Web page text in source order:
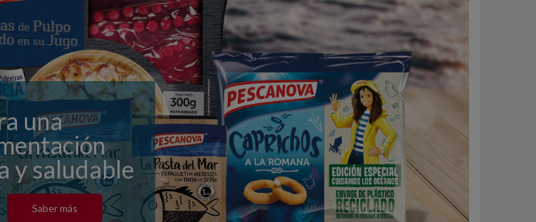
una
y saludable
Saber más